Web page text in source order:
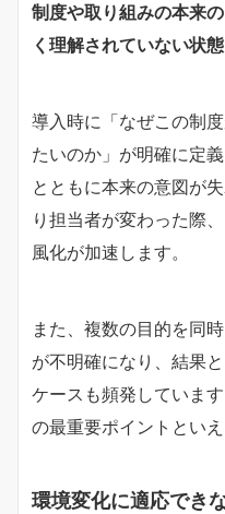
制度や取り組みの本来
く理解されていない状態
導入時に「なぜこの制
たいのか」が明確に定
とともに本来の意図が
り担当者が変わった際
風化が加速します。
また、複数の目的を同
が不明確になり、結果
ケースも頻発していま
の最重要ポイントといえ
環境変化に適応でき